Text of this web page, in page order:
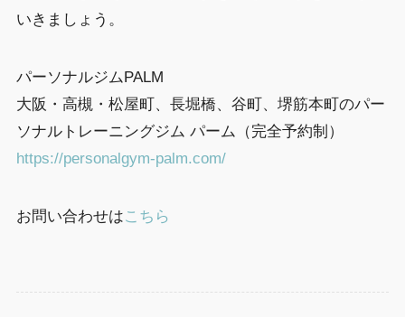
いきましょう。
パーソナルジムPALM
大阪・高槻・松屋町、長堀橋、谷町、堺筋本町のパー
ソナルトレーニングジム パーム（完全予約制）
https://personalgym-palm.com/
お問い合わせはこちら